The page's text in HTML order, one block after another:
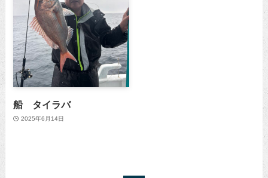
船 タイラバ
2025年6月14日